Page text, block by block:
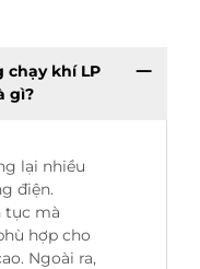
chạy khí LP
gì?
lại nhiều
điện.
tục mà
hợp cho
Ngoài ra,